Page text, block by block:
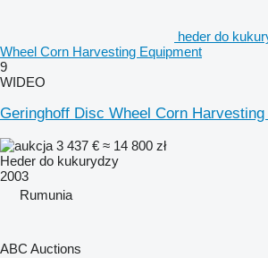
heder do
Wheel Corn Harvesting Equipment
9
WIDEO
Geringhoff Disc Wheel Corn Harvesting
3 437 € ≈ 14 800 zł
Heder do kukurydzy
2003
Rumunia
ABC Auctions